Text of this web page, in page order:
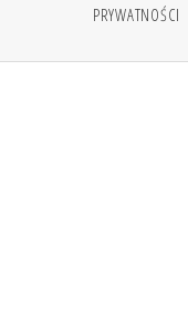
PRYWATNOŚCI